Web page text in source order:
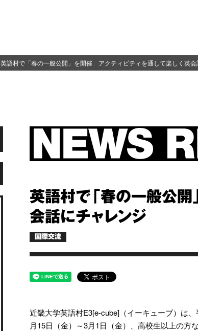
英語村で「春の一般公開」を開催 アクティビティを通して楽しく英会
英語村で「春の一般公
会話にチャレンジ
国際交流
近畿大学英語村E3[e-cube]（イーキューブ）は
月15日（金）～3月1日（金）、高校生以上の方